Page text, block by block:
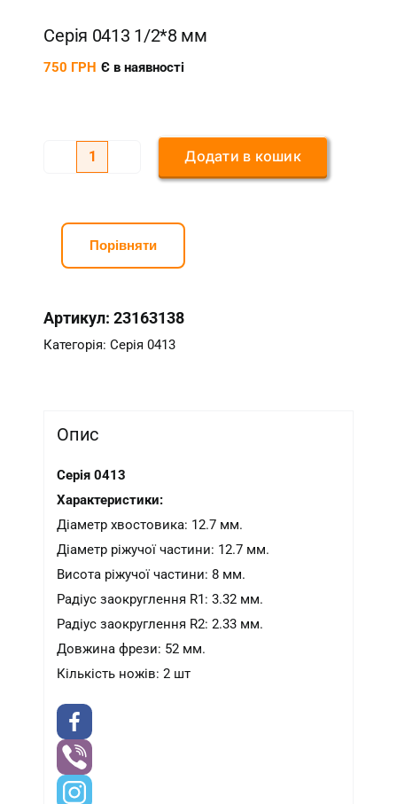
Серія 0413 1/2*8 мм
750 ГРН Є в наявності
мм
кількість
Додати в кошик
Порівняти
Артикул:23163138
Категорія:Серія 0413
Опис
Серія 0413
Характеристики:
Діаметр хвостовика: 12.7 мм.
Діаметр ріжучої частини: 12.7 мм.
Висота ріжучої частини: 8 мм.
Радіус заокруглення R1: 3.32 мм.
Радіус заокруглення R2: 2.33 мм.
Довжина фрези: 52 мм.
Кількість ножів: 2 шт